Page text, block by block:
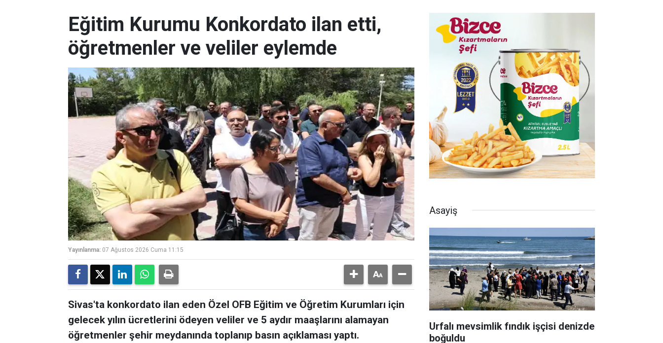
Eğitim Kurumu Konkordato ilan etti,
öğretmenler ve veliler eylemde
Yayınlanma: 07 Ağustos 2026 Cuma 11:15
Sivas'ta konkordato ilan eden Özel OFB Eğitim ve Öğretim Kurumları için
gelecek yılın ücretlerini ödeyen veliler ve 5 aydır maaşlarını alamayan
öğretmenler şehir meydanında toplanıp basın açıklaması yaptı.
Asayiş
Urfalı mevsimlik fındık işçisi denizde
boğuldu